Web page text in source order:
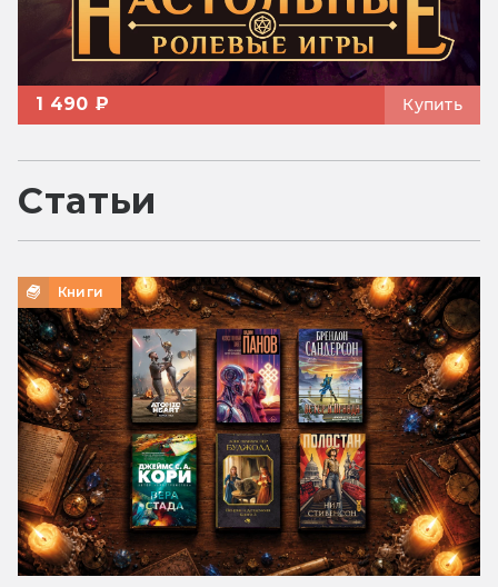
1 490 ₽ Купить
Статьи
Книги